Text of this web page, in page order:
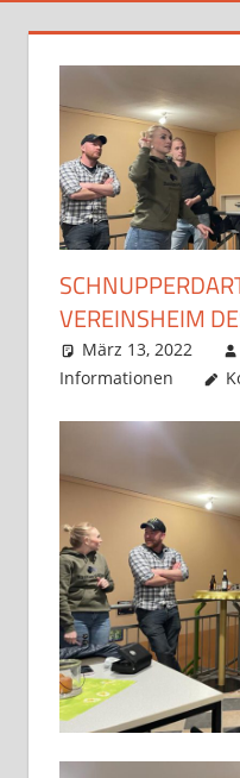
VEREINSHEIM
März 13, 2022
Informationen